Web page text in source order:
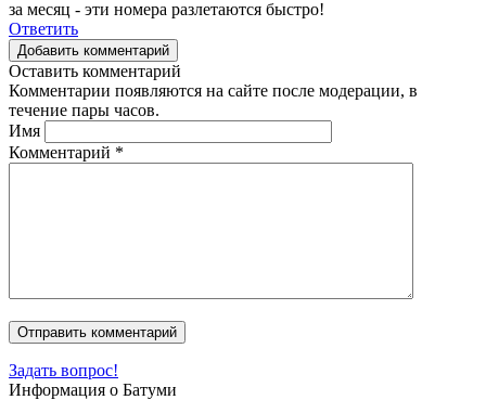
за месяц - эти номера разлетаются быстро!
Ответить
Добавить комментарий
Оставить комментарий
Комментарии появляются на сайте после модерации, в
течение пары часов.
Имя
Комментарий *
Задать вопрос!
Информация о Батуми